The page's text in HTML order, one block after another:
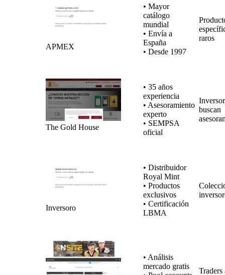
APMEX
• Mayor
catálogo
mundial
• Envía a
España
• Desde 1997
raros
The Gold House
• 35 años
experiencia
• Asesoramiento
experto
• SEMPSA
oficial
buscan
Inversoro
• Distribuidor
Royal Mint
• Productos
exclusivos
• Certificación
LBMA
• Análisis
mercado gratis
Traders